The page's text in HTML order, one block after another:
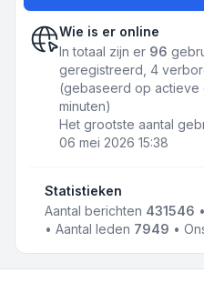
Wie is er online
In totaal zijn er 96
geregistreerd, 4
(gebaseerd op actieve
minuten)
Het grootste aantal
06 mei 2026 15:38
Statistieken
Aantal berichten 431546
• Aantal leden 7949 •